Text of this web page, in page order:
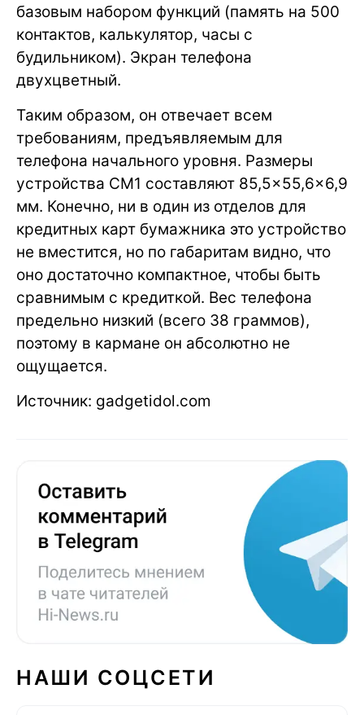
базовым набором функций (память на 500
контактов, калькулятор, часы с
будильником). Экран телефона
двухцветный.
Таким образом, он отвечает всем
требованиям, предъявляемым для
телефона начального уровня. Размеры
устройства CM1 составляют 85,5×55,6×6,9
мм. Конечно, ни в один из отделов для
кредитных карт бумажника это устройство
не вместится, но по габаритам видно, что
оно достаточно компактное, чтобы быть
сравнимым с кредиткой. Вес телефона
предельно низкий (всего 38 граммов),
поэтому в кармане он абсолютно не
ощущается.
Источник: gadgetidol.com
НАШИ СОЦСЕТИ